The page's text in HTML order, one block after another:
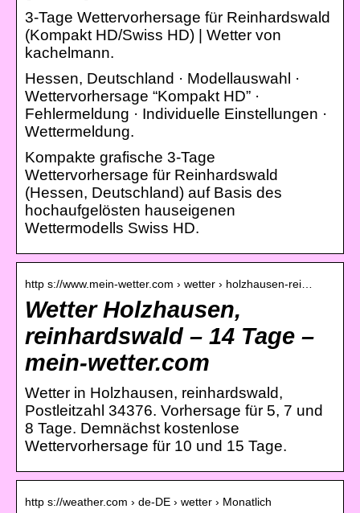
3-Tage Wettervorhersage für Reinhardswald
(Kompakt HD/Swiss HD) | Wetter von
kachelmann.
Hessen, Deutschland · Modellauswahl ·
Wettervorhersage “Kompakt HD” ·
Fehlermeldung · Individuelle Einstellungen ·
Wettermeldung.
Kompakte grafische 3-Tage
Wettervorhersage für Reinhardswald
(Hessen, Deutschland) auf Basis des
hochaufgelösten hauseigenen
Wettermodells Swiss HD.
http s://www.mein-wetter.com › wetter › holzhausen-rei…
Wetter Holzhausen,
reinhardswald – 14 Tage –
mein-wetter.com
Wetter in Holzhausen, reinhardswald,
Postleitzahl 34376. Vorhersage für 5, 7 und
8 Tage. Demnächst kostenlose
Wettervorhersage für 10 und 15 Tage.
http s://weather.com › de-DE › wetter › Monatlich